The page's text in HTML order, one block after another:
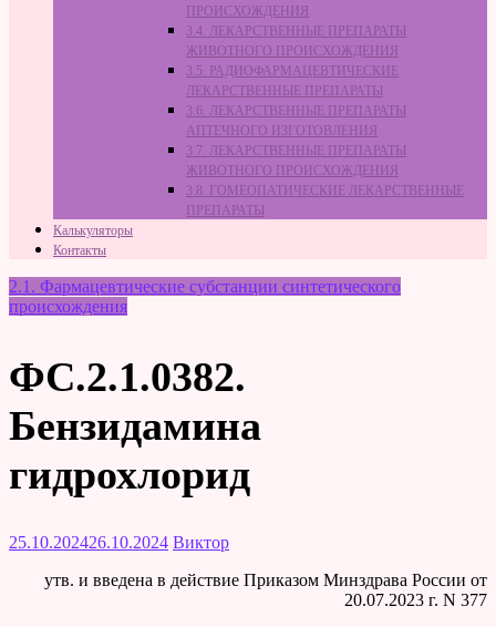
ПРОИСХОЖДЕНИЯ
3.4. ЛЕКАРСТВЕННЫЕ ПРЕПАРАТЫ
ЖИВОТНОГО ПРОИСХОЖДЕНИЯ
3.5. РАДИОФАРМАЦЕВТИЧЕСКИЕ
ЛЕКАРСТВЕННЫЕ ПРЕПАРАТЫ
3.6. ЛЕКАРСТВЕННЫЕ ПРЕПАРАТЫ
АПТЕЧНОГО ИЗГОТОВЛЕНИЯ
3.7. ЛЕКАРСТВЕННЫЕ ПРЕПАРАТЫ
ЖИВОТНОГО ПРОИСХОЖДЕНИЯ
3.8. ГОМЕОПАТИЧЕСКИЕ ЛЕКАРСТВЕННЫЕ
ПРЕПАРАТЫ
Калькуляторы
Контакты
2.1. Фармацевтические субстанции синтетического
происхождения
ФС.2.1.0382.
Бензидамина
гидрохлорид
25.10.202426.10.2024 Виктор
утв. и введена в действие Приказом Минздрава России от
20.07.2023 г. N 377